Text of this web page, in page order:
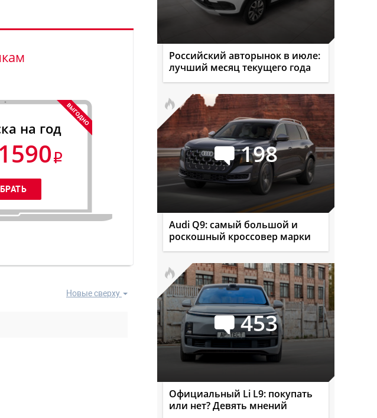
на год
1590
Новые сверху
Российский авторынок в июле:
лучший месяц текущего года
198
Audi Q9: самый большой и
роскошный кроссовер марки
453
Официальный Li L9: покупать
или нет? Девять мнений